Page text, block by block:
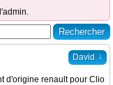
David ↓
d'origine renault pour Clio